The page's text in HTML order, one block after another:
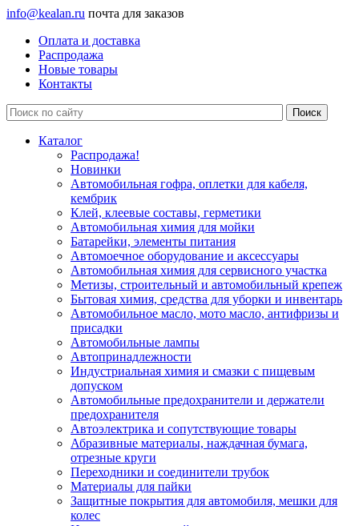
info@kealan.ru почта для заказов
Оплата и доставка
Распродажа
Новые товары
Контакты
Каталог
Распродажа!
Новинки
Автомобильная гофра, оплетки для кабеля,
кембрик
Клей, клеевые составы, герметики
Автомобильная химия для мойки
Батарейки, элементы питания
Автомоечное оборудование и аксессуары
Автомобильная химия для сервисного участка
Метизы, строительный и автомобильный крепеж
Бытовая химия, средства для уборки и инвентарь
Автомобильное масло, мото масло, антифризы и
присадки
Автомобильные лампы
Автопринадлежности
Индустриальная химия и смазки с пищевым
допуском
Автомобильные предохранители и держатели
предохранителя
Автоэлектрика и сопутствующие товары
Абразивные материалы, наждачная бумага,
отрезные круги
Переходники и соединители трубок
Материалы для пайки
Защитные покрытия для автомобиля, мешки для
колес